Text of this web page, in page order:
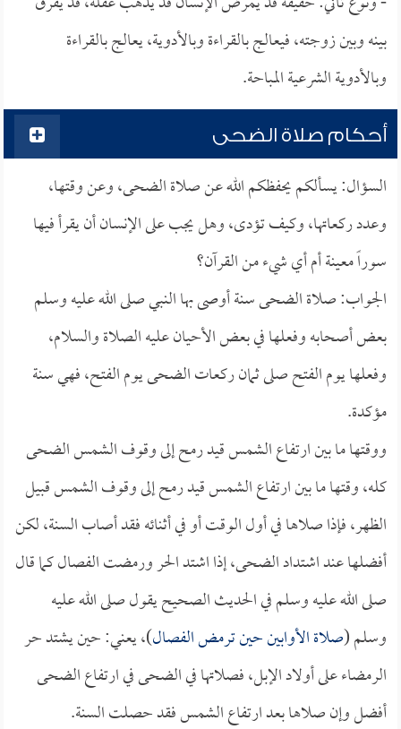
بينه وبين زوجته، فيعالج بالقراءة وبالأدوية، يعالج بالقراءة
وبالأدوية الشرعية المباحة.
أحكام صلاة الضحى
السؤال: يسألكم يحفظكم الله عن صلاة الضحى، وعن وقتها،
وعدد ركعاتها، وكيف تؤدى، وهل يجب على الإنسان أن يقرأ فيها
سوراً معينة أم أي شيء من القرآن؟
الجواب: صلاة الضحى سنة أوصى بها النبي صلى الله عليه وسلم
بعض أصحابه وفعلها في بعض الأحيان عليه الصلاة والسلام،
وفعلها يوم الفتح صلى ثمان ركعات الضحى يوم الفتح، فهي سنة
مؤكدة.
ووقتها ما بين ارتفاع الشمس قيد رمح إلى وقوف الشمس الضحى
كله، وقتها ما بين ارتفاع الشمس قيد رمح إلى وقوف الشمس قبيل
الظهر، فإذا صلاها في أول الوقت أو في أثنائه فقد أصاب السنة، لكن
أفضلها عند اشتداد الضحى، إذا اشتد الحر ورمضت الفصال كما قال
صلى الله عليه وسلم في الحديث الصحيح يقول صلى الله عليه
وسلم (صلاة الأوابين حين ترمض الفصال)، يعني: حين يشتد حر
الرمضاء على أولاد الإبل، فصلاتها في الضحى في ارتفاع الضحى
أفضل وإن صلاها بعد ارتفاع الشمس فقد حصلت السنة.